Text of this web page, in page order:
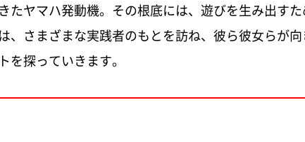
たヤマハ発動機。その根底には、遊びを生み出す
、さまざまな実践者のもとを訪ね、彼ら彼女らが
を探っていきます。